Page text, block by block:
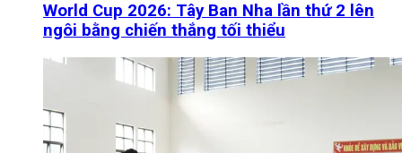
World Cup 2026: Tây Ban Nha lần thứ 2 lên
ngôi bằng chiến thắng tối thiểu